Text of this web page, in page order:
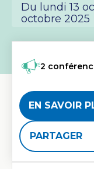
Du lundi 13 octobre 2025 au mardi 14
octobre 2025
EN SAVOIR
PARTAGER
2